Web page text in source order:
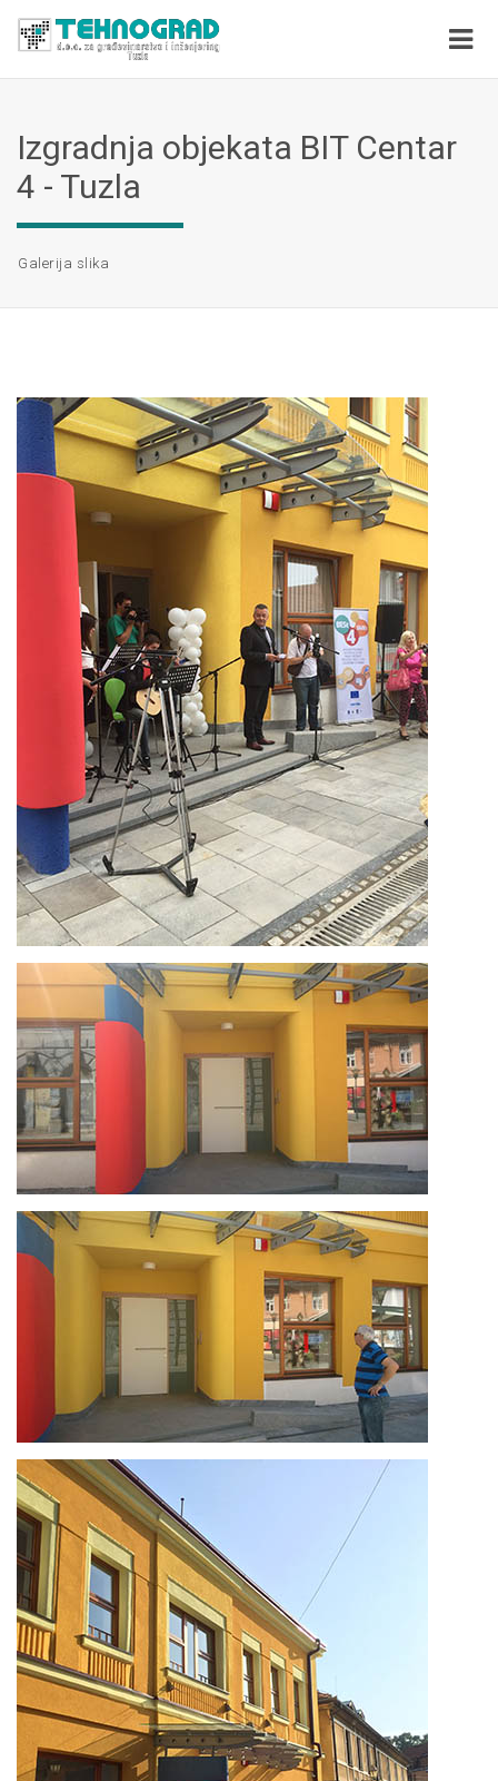
Izgradnja objekata BIT Centar
4 - Tuzla
Galerija slika